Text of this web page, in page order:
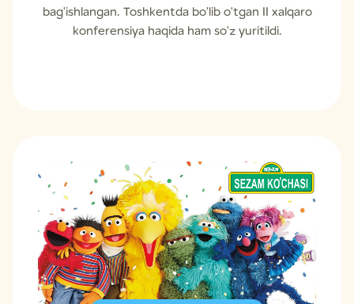
bag'ishlangan. Toshkentda bo'lib o'tgan II xalqaro
konferensiya haqida ham so'z yuritildi.